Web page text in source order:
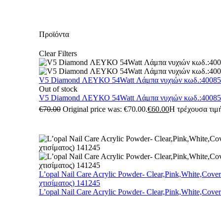
Προϊόντα
Clear Filters
V5 Diamond ΛΕΥΚΟ 54Watt Λάμπα νυχιών
Out of stock
V5 Diamond ΛΕΥΚΟ 54Watt Λάμπα νυχιών
€70.00 Original price was: €70.00.€60.00Η τρέχουσα
L’opal Nail Care Acrylic Powder-
χτισίματος) 141245
L’opal Nail Care Acrylic Powder-